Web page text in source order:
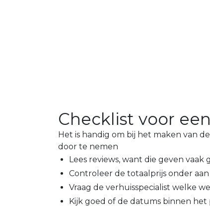
Checklist voor
Het is handig om bij het maken van
door te nemen
Lees reviews, want die geven
Controleer de totaalprijs onder
Vraag de verhuisspecialist welke
Kijk goed of de datums binnen